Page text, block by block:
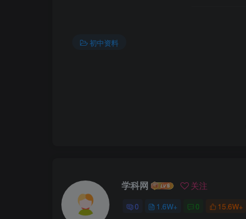
初中资料
学科网 关注
0 1.6W+ 0 15.6W+